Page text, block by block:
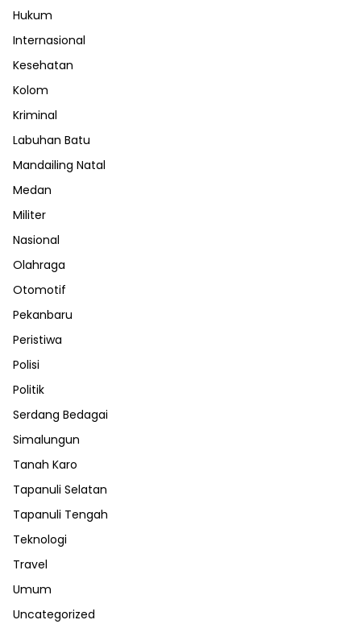
Hukum
Internasional
Kesehatan
Kolom
Kriminal
Labuhan Batu
Mandailing Natal
Medan
Militer
Nasional
Olahraga
Otomotif
Pekanbaru
Peristiwa
Polisi
Politik
Serdang Bedagai
Simalungun
Tanah Karo
Tapanuli Selatan
Tapanuli Tengah
Teknologi
Travel
Umum
Uncategorized